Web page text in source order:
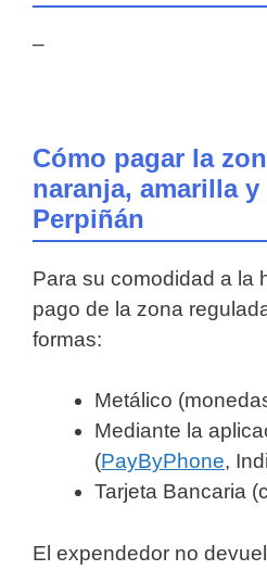
–
Cómo pagar la
naranja, amarilla
Perpiñán
Para su comodidad a la
pago de la zona
formas:
Metálico
Mediante la
(PayByPhone,
Tarjeta Bancaria
El expendedor no